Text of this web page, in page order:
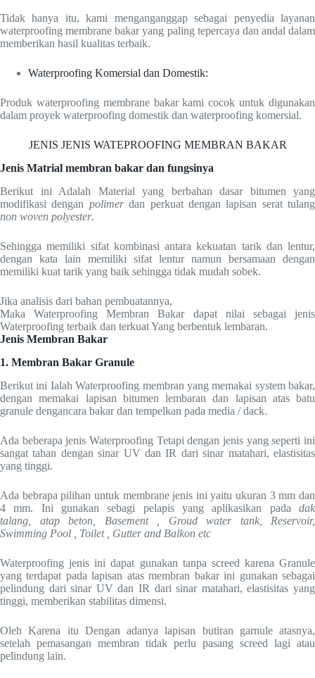
Tidak hanya itu, kami menganganggap sebagai penyedia layanan
waterproofing membrane bakar yang paling tepercaya dan andal dalam
memberikan hasil kualitas terbaik.
Waterproofing Komersial dan Domestik:
Produk waterproofing membrane bakar kami cocok untuk digunakan
dalam proyek waterproofing domestik dan waterproofing komersial.
JENIS JENIS WATEPROOFING MEMBRAN BAKAR
Jenis Matrial membran bakar dan fungsinya
Berikut ini Adalah Material yang berbahan dasar bitumen yang
modifikasi dengan polimerdan perkuat dengan lapisan serat tulang
non woven polyester.
Sehingga memiliki sifat kombinasi antara kekuatan tarik dan lentur,
dengan kata lain memiliki sifat lentur namun bersamaan dengan
memiliki kuat tarik yang baik sehingga tidak mudah sobek.
Jika analisis dari bahan pembuatannya,
Maka Waterproofing Membran Bakar dapat nilai sebagai jenis
Waterproofing terbaik dan terkuat Yang berbentuk lembaran.
Jenis Membran Bakar
1. Membran Bakar Granule
Berikut ini Ialah Waterproofing membran yang memakai system bakar,
dengan memakai lapisan bitumen lembaran dan lapisan atas batu
granule dengancara bakar dan tempelkan pada media / dack.
Ada beberapa jenis Waterproofing Tetapi dengan jenis yang seperti ini
sangat tahan dengan sinar UV dan IR dari sinar matahari, elastisitas
yang tinggi.
Ada bebrapa pilihan untuk membrane jenis ini yaitu ukuran 3 mm dan
4 mm. Ini gunakan sebagi pelapis yang aplikasikan pada dak
talang, atap beton, Basement , Groud water tank, Reservoir,
Swimming Pool , Toilet , Gutter and Balkon etc
Waterproofing jenis ini dapat gunakan tanpa screed karena Granule
yang terdapat pada lapisan atas membran bakar ini gunakan sebagai
pelindung dari sinar UV dan IR dari sinar matahari, elastisitas yang
tinggi, memberikan stabilitas dimensi.
Oleh Karena itu Dengan adanya lapisan butiran garnule atasnya,
setelah pemasangan membran tidak perlu pasang screed lagi atau
pelindung lain.